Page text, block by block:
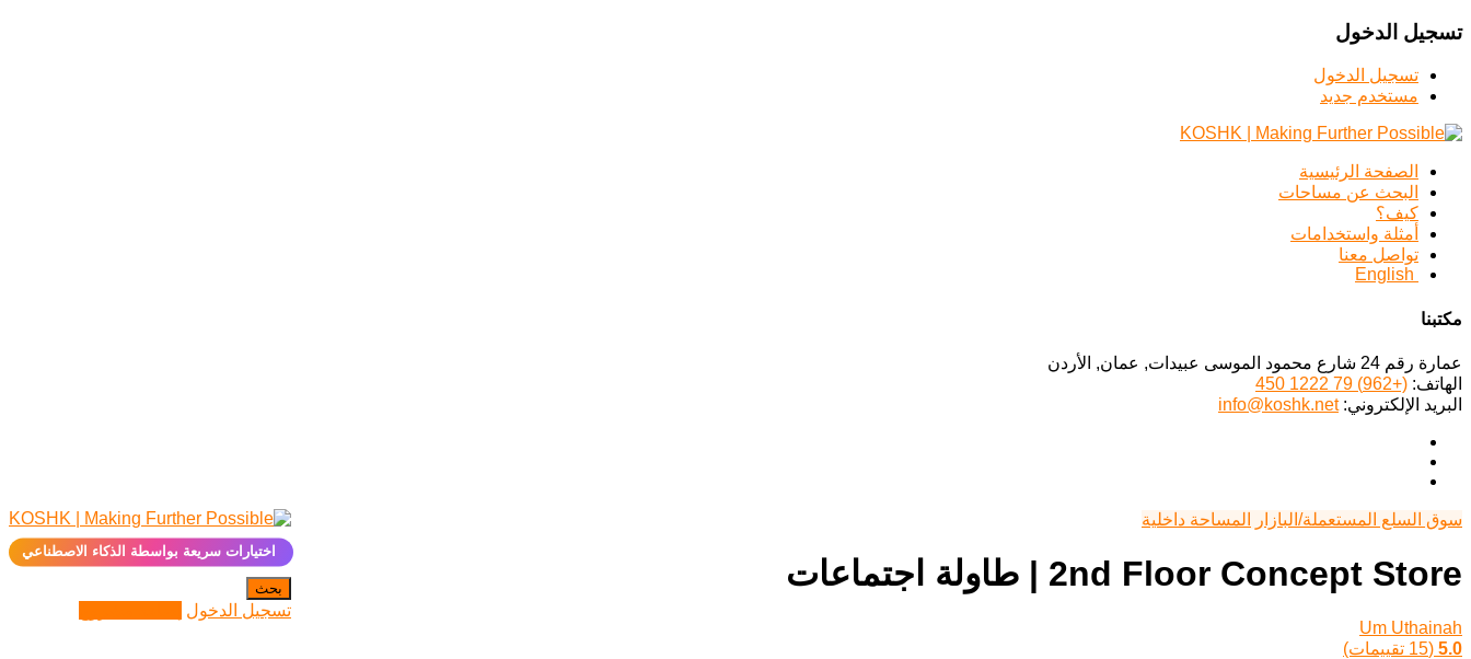
تسجيل الدخول
تسجيل الدخول
مستخدم جديد
الصفحة الرئيسية
البحث عن مساحات
كيف؟
أمثلة واستخدامات
تواصل معنا
English
مكتبنا
عمارة رقم 24 شارع محمود الموسى عبيدات, عمان, الأردن
الهاتف: (+962) 79 1222 450
البريد الإلكتروني:info@koshk.net
✨اختيارات سريعة بواسطة الذكاء الاصطناعي
بحث
تسجيل الدخول
سوق السلع المستعملة/البازار المساحة داخلية
2nd Floor Concept Store | طاولة اجتماعات
Um Uthainah
5.0 (15 تقييمات)